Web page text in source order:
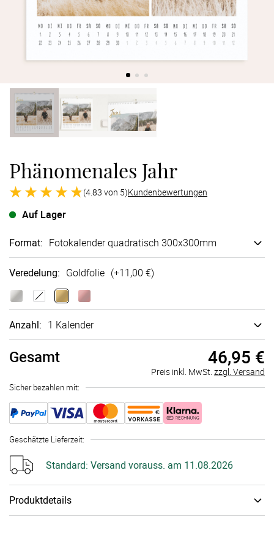
Phänomenales Jahr
(4.83 von 5)Kundenbewertungen
Auf Lager
Format: Fotokalender quadratisch 300x300mm
Veredelung: Goldfolie (+11,00 €)
Anzahl: 1 Kalender
Gesamt 46,95 €
Preis inkl. MwSt. zzgl. Versand
Sicher bezahlen mit:
Geschätzte Lieferzeit:
Standard: Versand vorauss. am 11.08.2026
Produktdetails